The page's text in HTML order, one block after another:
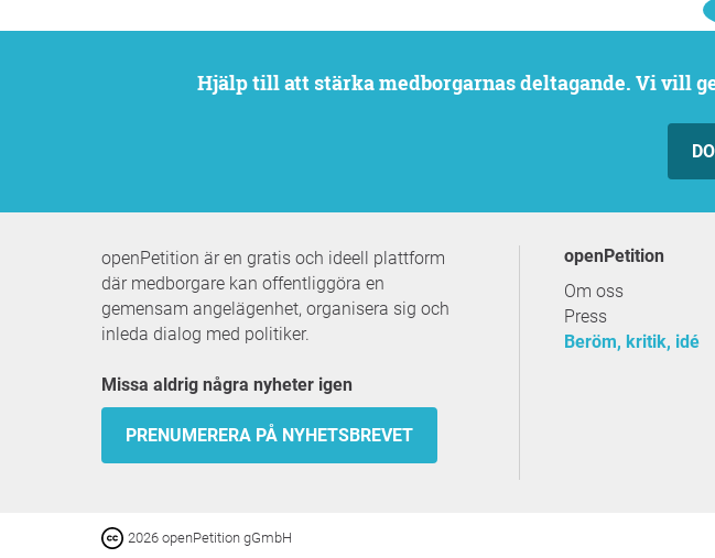
Hjälp till att stärka medborgarnas deltagande. Vi vill
openPetition är en gratis och ideell plattform
där medborgare kan offentliggöra en
gemensam angelägenhet, organisera sig och
inleda dialog med politiker.
Missa aldrig några nyheter igen
PRENUMERERA PÅ NYHETSBREVET
openPetition
Om oss
Press
Beröm, kritik, idé
2026 openPetition gGmbH